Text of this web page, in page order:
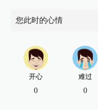
您此时的心情
开心
0
难过
0